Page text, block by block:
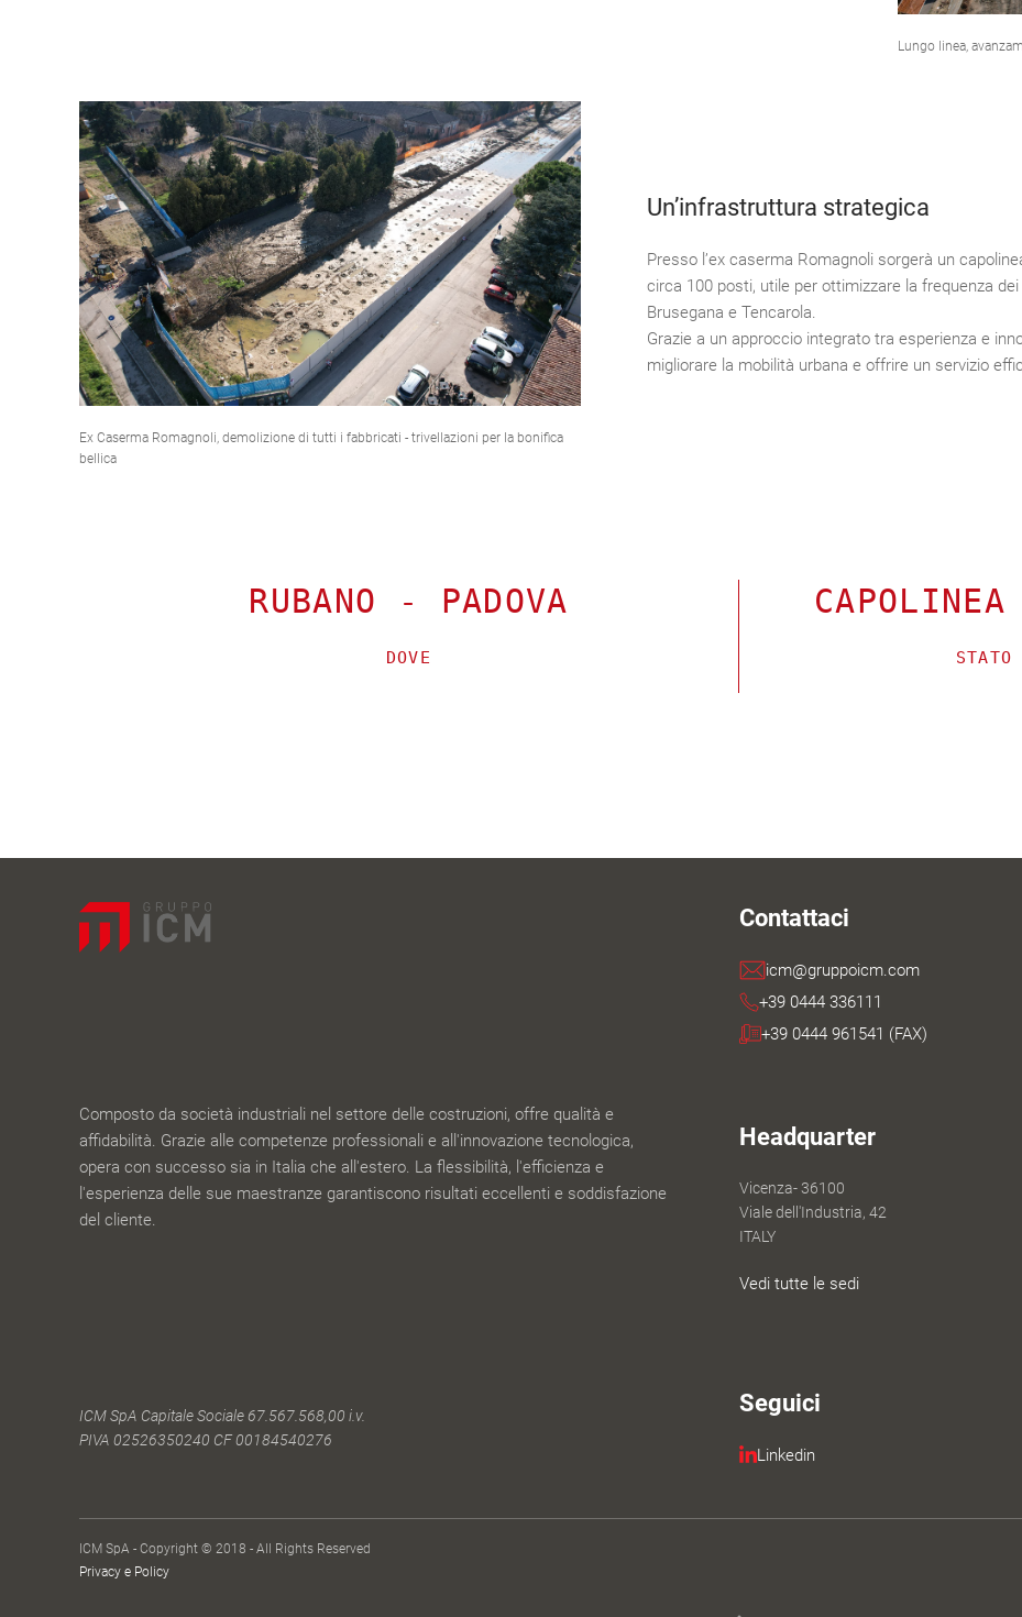
Lungo linea,
Un’infrastruttura strategica
Presso l’ex caserma Romagnoli sorgerà un
circa 100 posti, utile per ottimizzare la frequenza
Brusegana e Tencarola.
Grazie a un approccio integrato tra esperienza e
migliorare la mobilità urbana e offrire un servizio
Ex Caserma Romagnoli, demolizione di tutti i fabbricati - trivellazioni per la bonifica
bellica
RUBANO - PADOVA
DOVE STATO
Composto da società industriali nel settore delle costruzioni, offre qualità e
affidabilità. Grazie alle competenze professionali e all'innovazione tecnologica,
opera con successo sia in Italia che all'estero. La flessibilità, l'efficienza e
l'esperienza delle sue maestranze garantiscono risultati eccellenti e soddisfazione
del cliente.
ICM SpA Capitale Sociale 67.567.568,00 i.v.
PIVA 02526350240 CF 00184540276
Contattaci
icm@gruppoicm.com
+39 0444 336111
+39 0444 961541 (FAX)
Headquarter
Vicenza- 36100
Viale dell'Industria, 42
ITALY
Vedi tutte le sedi
Seguici
Linkedin
ICM SpA - Copyright © 2018 - All Rights Reserved
Privacy e Policy